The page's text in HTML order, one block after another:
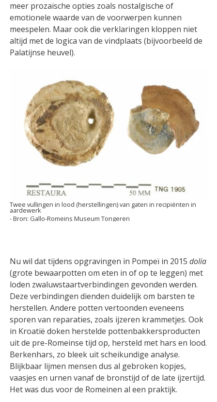
meer prozaïsche opties zoals nostalgische of
emotionele waarde van de voorwerpen kunnen
meespelen. Maar ook die verklaringen kloppen niet
altijd met de logica van de vindplaats (bijvoorbeeld de
Palatijnse heuvel).
Twee vullingen in lood (herstellingen) van gaten in recipiënten in
aardewerk
Gallo-Romeins Museum Tongeren
Nu wil dat tijdens opgravingen in Pompeï in 2015 dolia
(grote bewaarpotten om eten in of op te leggen) met
loden zwaluwstaartverbindingen gevonden werden.
Deze verbindingen dienden duidelijk om barsten te
herstellen. Andere potten vertoonden eveneens
sporen van reparaties, zoals ijzeren krammetjes. Ook
in Kroatië doken herstelde pottenbakkersproducten
uit de pre-Romeinse tijd op, hersteld met hars en lood.
Berkenhars, zo bleek uit scheikundige analyse.
Blijkbaar lijmen mensen dus al gebroken kopjes,
vaasjes en urnen vanaf de bronstijd of de late ijzertijd.
Het was dus voor de Romeinen al een praktijk.